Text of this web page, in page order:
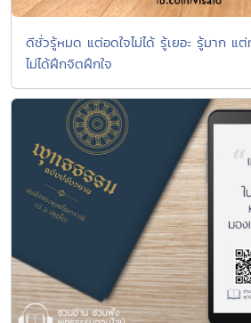
ดีชั่วรู้หมด แต่อดใจไม่ได้ รู้เยอะ รู้มาก แต่
ไม่ได้ฝึกจิตฝึกใจ